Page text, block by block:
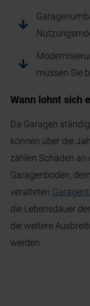
müssen Sie
Wann lohnt sich
Da Garagen
können über die
zählen Schäden
Garagenboden,
veralteten
die Lebensdauer
die weitere
werden.